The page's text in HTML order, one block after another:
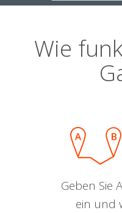
Wie
Geben Sie
ein und